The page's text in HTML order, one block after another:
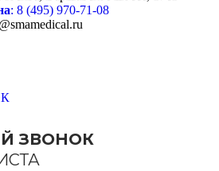
: 8 (495) 970-71-08
ЗВОНОК